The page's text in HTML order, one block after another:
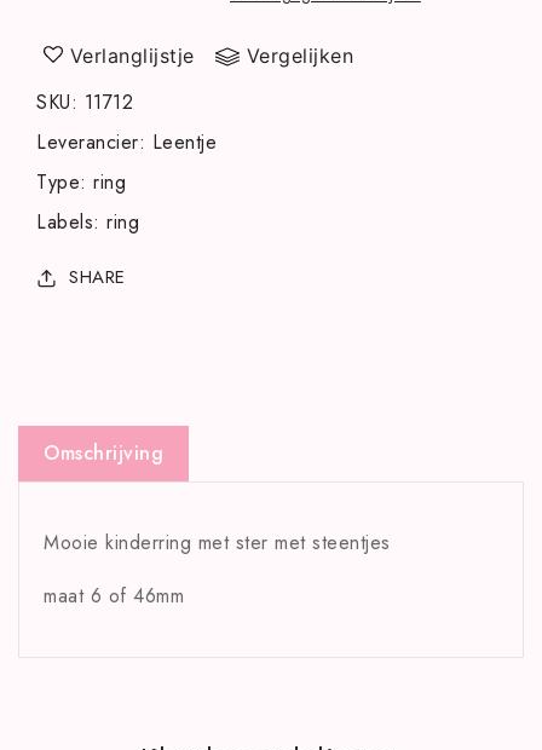
Verlanglijstje Vergelijken
SKU: 11712
Leverancier: Leentje
Type: ring
Labels: ring
SHARE
Omschrijving
Mooie kinderring met ster met steentjes
maat 6 of 46mm